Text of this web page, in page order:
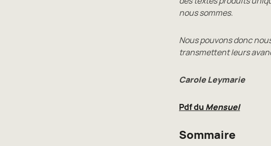
nous sommes.
Nous pouvons donc
transmettent leurs
Carole Leymarie
Pdf du Mensuel
Sommaire